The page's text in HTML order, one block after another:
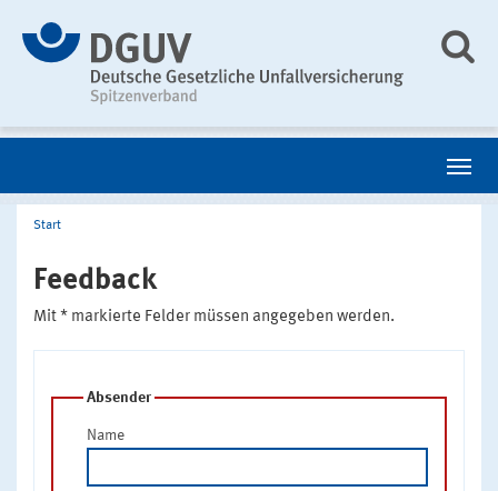
Start
Feedback
Mit * markierte Felder müssen angegeben werden.
Absender
Name